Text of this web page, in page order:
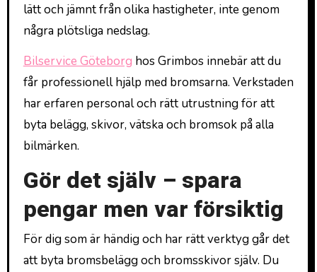
lätt och jämnt från olika hastigheter, inte genom
några plötsliga nedslag.
Bilservice Göteborg hos Grimbos innebär att du
får professionell hjälp med bromsarna. Verkstaden
har erfaren personal och rätt utrustning för att
byta belägg, skivor, vätska och bromsok på alla
bilmärken.
Gör det själv – spara
pengar men var försiktig
För dig som är händig och har rätt verktyg går det
att byta bromsbelägg och bromsskivor själv. Du